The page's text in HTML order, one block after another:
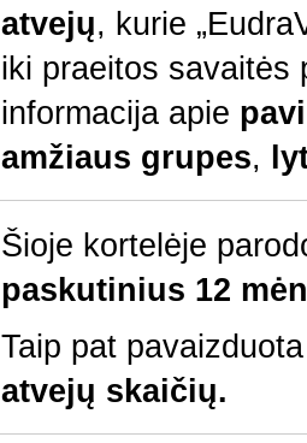
atvejų, kurie
iki praeitos savaitės
informacija apie
amžiaus grupes,
Šioje kortelėje
paskutinius 12
Taip pat
atvejų skaičių.